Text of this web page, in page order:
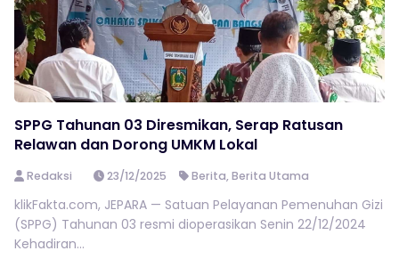
SPPG Tahunan 03 Diresmikan, Serap Ratusan
Relawan dan Dorong UMKM Lokal
Redaksi 23/12/2025 Berita,Berita Utama
klikFakta.com, JEPARA — Satuan Pelayanan Pemenuhan Gizi
(SPPG) Tahunan 03 resmi dioperasikan Senin 22/12/2024
Kehadiran...